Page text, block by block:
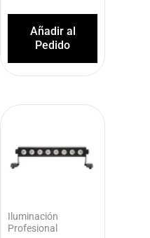
Añadir al
Pedido
Iluminación
Profesional